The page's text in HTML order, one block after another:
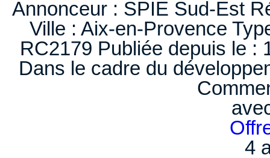
Annonceur : SPIE Sud-Est
Ville : Aix-en-Provence
RC2179 Publiée depuis le :
Dans le cadre du
4